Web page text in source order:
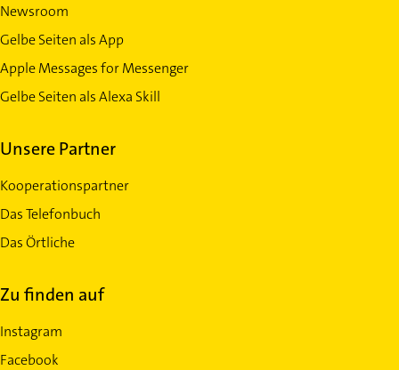
Newsroom
Gelbe Seiten als App
Apple Messages for Messenger
Gelbe Seiten als Alexa Skill
Unsere Partner
Kooperationspartner
Das Telefonbuch
Das Örtliche
Zu finden auf
Instagram
Facebook